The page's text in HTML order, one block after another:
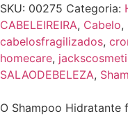
SKU: 00275 Categoria:
CABELEIREIRA, Cabelo,
cabelosfragilizados,
homecare,
SALAODEBELEZA,
O Shampoo